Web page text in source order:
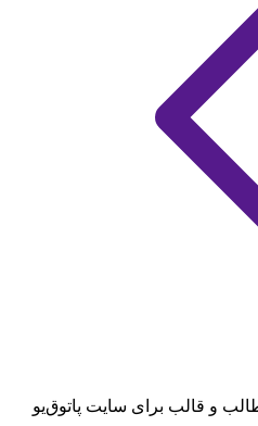
مطالب و قالب برای سایت پاتوق‌یو